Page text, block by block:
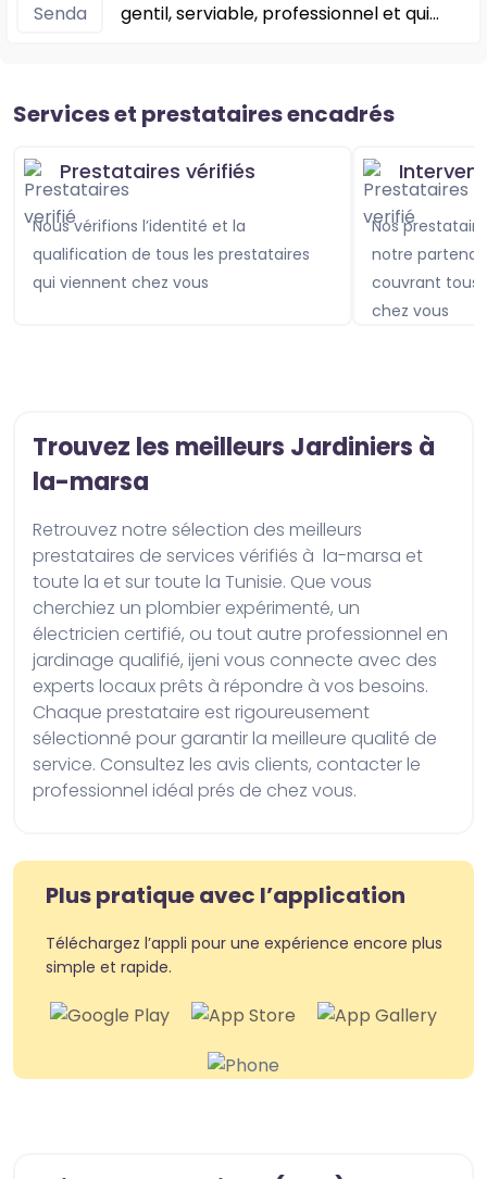
Senda
gentil, serviable, professionnel et qui
Services et prestataires encadrés
Prestataires vérifiés
Nous vérifions l’identité et la
qualification de tous les prestataires
qui viennent chez vous
Nos prestataires sont assurés avec
notre
couvrant tous
chez vous
Trouvez les meilleurs Jardiniers à
la-marsa
Retrouvez notre sélection des meilleurs
prestataires de services vérifiés à  la-marsa et
toute la et sur toute la Tunisie. Que vous
cherchiez un plombier expérimenté, un
électricien certifié, ou tout autre professionnel en
jardinage qualifié, ijeni vous connecte avec des
experts locaux prêts à répondre à vos besoins.
Chaque prestataire est rigoureusement
sélectionné pour garantir la meilleure qualité de
service. Consultez les avis clients, contacter le
professionnel idéal prés de chez vous.
Plus pratique avec l’application
Téléchargez l’appli pour une expérience encore plus
simple et rapide.